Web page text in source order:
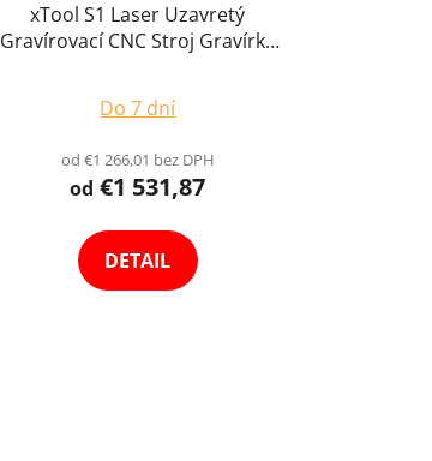
xTool S1 Laser Uzavretý
Gravírovací CNC Stroj Gravírka
Enclosure s Pozičným Systémom
Gravíruje Kovy Bezpečnostné
Do 7 dní
od €1 266,01 bez DPH
od €1 531,87
DETAIL